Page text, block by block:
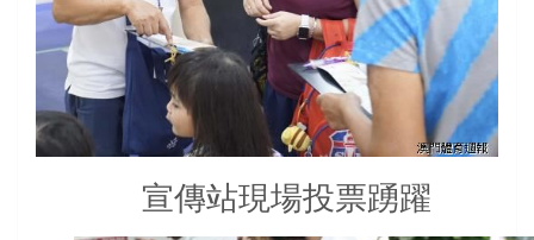
宣傳站現場投票踴躍